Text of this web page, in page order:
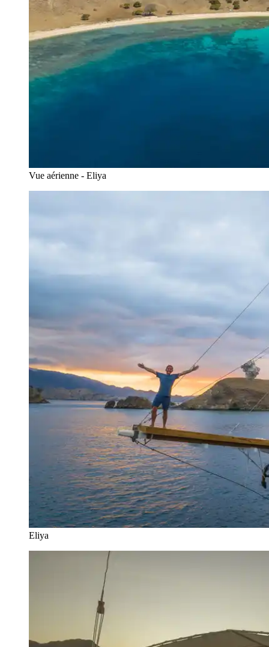
Vue aérienne - Eliya
Eliya